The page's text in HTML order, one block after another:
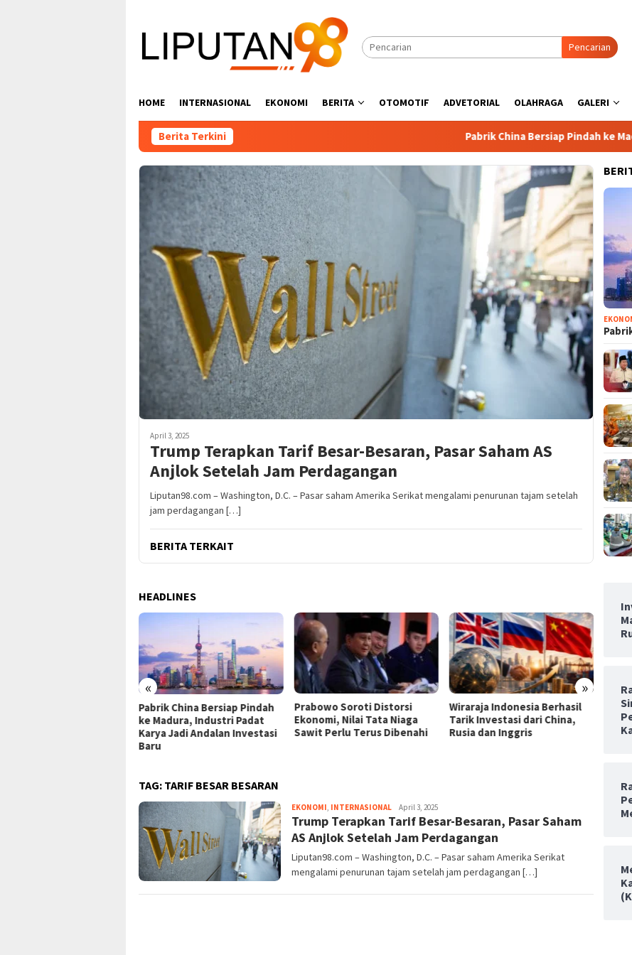
konten
Pencarian
HOME INTERNASIONAL EKONOMI BERITA OTOMOTIF ADVETORIAL OLAHRAGA GALERI
Berita Terkini Pabrik China Bersiap Pindah ke
April 3, 2025
Trump Terapkan Tarif Besar-Besaran, Pasar Saham AS
Anjlok Setelah Jam Perdagangan
Liputan98.com – Washington, D.C. – Pasar saham Amerika Serikat mengalami penurunan tajam setelah
jam perdagangan […]
BERITA TERKAIT
HEADLINES
« »
Pabrik China Bersiap Pindah
ke Madura, Industri Padat
Karya Jadi Andalan Investasi
Baru
Prabowo Soroti Distorsi
Ekonomi, Nilai Tata Niaga
Sawit Perlu Terus Dibenahi
Wiraraja Indonesia Berhasil
Tarik Investasi dari China,
Rusia dan Inggris
TAG: TARIF BESAR BESARAN
EKONOMI, INTERNASIONALAdmin98
April 3, 2025
Trump Terapkan Tarif Besar-Besaran, Pasar Saham
AS Anjlok Setelah Jam Perdagangan
Liputan98.com – Washington, D.C. – Pasar saham Amerika Serikat
mengalami penurunan tajam setelah jam perdagangan […]